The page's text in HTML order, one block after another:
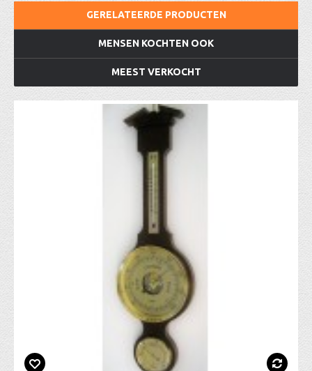
GERELATEERDE PRODUCTEN
MENSEN KOCHTEN OOK
MEEST VERKOCHT